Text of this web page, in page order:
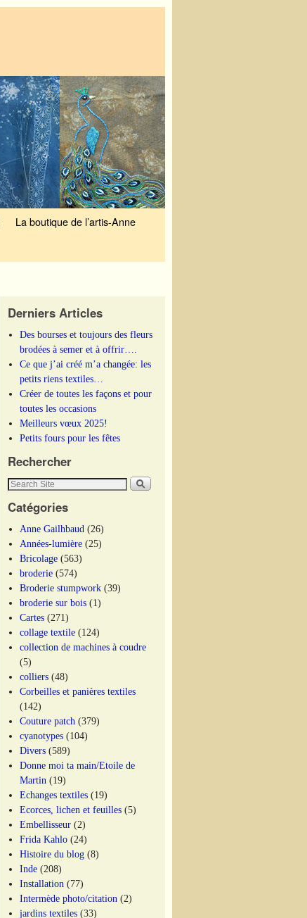
La boutique de l’artis-Anne
Derniers Articles
Des bourses et toujours des fleurs
brodées à semer et à offrir….
Ce que j’ai créé m’a changée: les
petits riens textiles…
Créer de toutes les façons et pour
toutes les occasions
Meilleurs vœux 2025!
Petits fours pour les fêtes
Rechercher
Catégories
Anne Gailhbaud (26)
Années-lumière (25)
Bricolage (563)
broderie (574)
Broderie stumpwork (39)
broderie sur bois (1)
Cartes (271)
collage textile (124)
collection de machines à coudre
(5)
colliers (48)
Corbeilles et panières textiles
(142)
Couture patch (379)
cyanotypes (104)
Divers (589)
Donne moi ta main/Etoile de
Martin (19)
Echanges textiles (19)
Ecorces, lichen et feuilles (5)
Embellisseur (2)
Frida Kahlo (24)
Histoire du blog (8)
Inde (208)
Installation (77)
Intermède photo/citation (2)
jardins textiles (33)